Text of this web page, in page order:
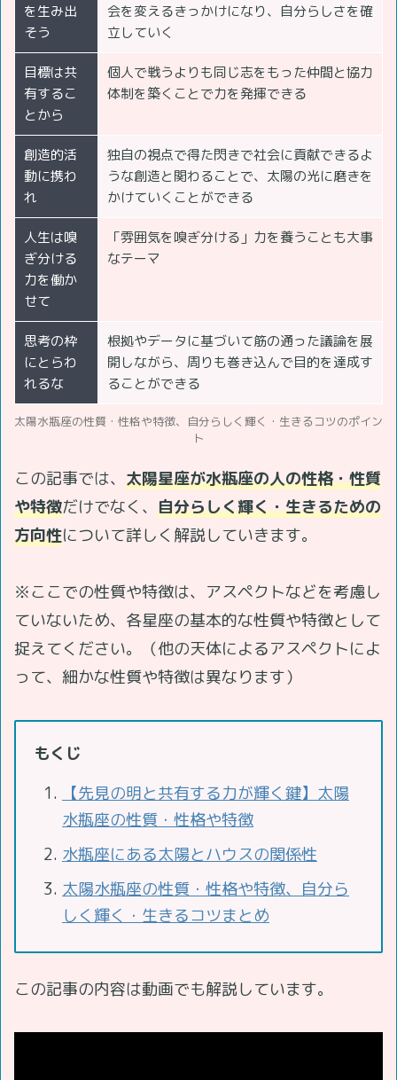
を生み出
そう
会を変えるきっかけになり、自分らしさを確
立していく
目標は共
有するこ
とから
個人で戦うよりも同じ志をもった仲間と協力
体制を築くことで力を発揮できる
創造的活
動に携わ
れ
独自の視点で得た閃きで社会に貢献できるよ
うな創造と関わることで、太陽の光に磨きを
かけていくことができる
人生は嗅
ぎ分ける
力を働か
せて
「雰囲気を嗅ぎ分ける」力を養うことも大事
なテーマ
思考の枠
にとらわ
れるな
根拠やデータに基づいて筋の通った議論を展
開しながら、周りも巻き込んで目的を達成す
ることができる
太陽水瓶座の性質・性格や特徴、自分らしく輝く・生きるコツのポイン
ト
この記事では、 太陽星座が水瓶座の人の性格・性質
や特徴だけでなく、 自分らしく輝く・生きるための
方向性について詳しく解説していきます。
※ここでの性質や特徴は、アスペクトなどを考慮し
ていないため、各星座の基本的な性質や特徴として
捉えてください。（他の天体によるアスペクトによ
って、細かな性質や特徴は異なります）
もくじ
【先見の明と共有する力が輝く鍵】太陽
水瓶座の性質・性格や特徴
水瓶座にある太陽とハウスの関係性
太陽水瓶座の性質・性格や特徴、自分ら
しく輝く・生きるコツまとめ
この記事の内容は動画でも解説しています。